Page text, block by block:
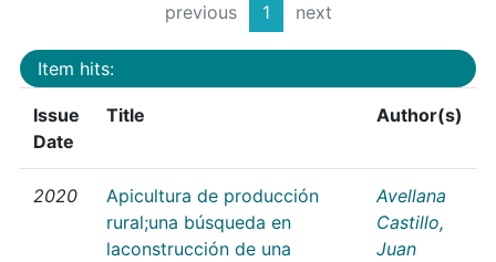
previous 1 next
Item hits:
Issue
Date
Title Author(s)
2020
Apicultura de producción
rural;una búsqueda en
laconstrucción de una
Avellana
Castillo,
Juan